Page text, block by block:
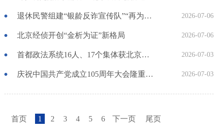
退休民警组建“银龄反诈宣传队”“再为居民做点事儿” 2026-07-06
北京经侦开创“金析为证”新格局 2026-07-06
首都政法系统16人、17个集体获北京市“两优一先”表彰 2026-07-03
庆祝中国共产党成立105周年大会隆重举行 首都政法系统2人获表彰 2026-07-03
首页 1 2 3 4 5 6 下一页 尾页